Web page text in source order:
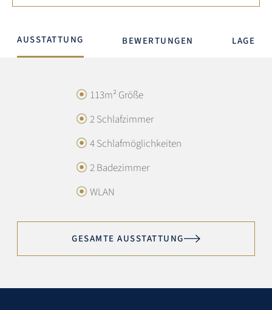
AUSSTATTUNG BEWERTUNGEN LAGE
113m² Größe
2 Schlafzimmer
4 Schlafmöglichkeiten
2 Badezimmer
WLAN
GESAMTE AUSSTATTUNG
GESAMTBEWERTUNG
4.5
Sotheby’s Service:5
Exzellent